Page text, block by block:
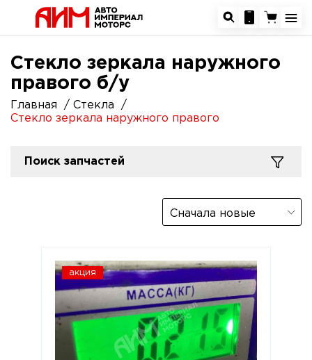
Стекло зеркала наружного
правого б/у
Главная
Стекла
Стекло зеркала наружного правого
Поиск запчастей
Сначала новые
акция